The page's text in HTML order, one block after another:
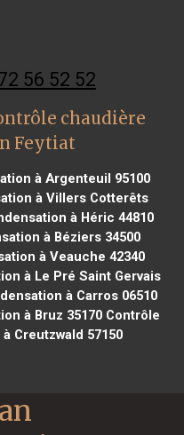
56 52 52
chaudière
Feytiat
à Argenteuil 95100
à Villers Cotterêts
à Héric 44810
à Béziers 34500
à Veauche 42340
à Le Pré Saint Gervais
à Carros 06510
à Bruz 35170 Contrôle
Creutzwald 57150